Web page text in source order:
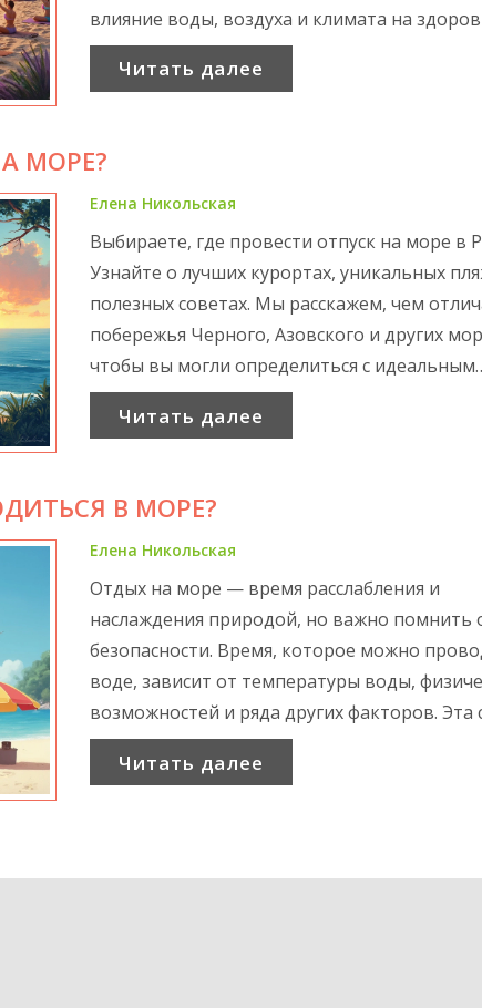
влияние воды, воздуха и климата на
человека. Также поделимся полезными
по выбору места для отдыха у моря.
Читать далее
МОРЕ?
Елена Никольская
Выбираете, где провести отпуск на море в
Узнайте о лучших курортах, уникальных
полезных советах. Мы расскажем, чем
побережья Черного, Азовского и других
чтобы вы могли определиться с идеальным
местом отдыха.
Читать далее
В МОРЕ?
Елена Никольская
Отдых на море — время расслабления и
наслаждения природой, но важно помнить
безопасности. Время, которое можно
воде, зависит от температуры воды,
возможностей и ряда других факторов. Эта
расскажет, сколько минут можно находиться
море без последствий для здоровья. Узнайте
Читать далее